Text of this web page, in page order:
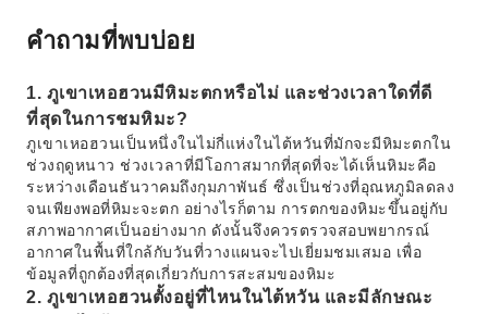
คำถามที่พบบ่อย
1. ภูเขาเหอฮวนมีหิมะตกหรือไม่ และช่วงเวลาใดที่ดี
ที่สุดในการชมหิมะ?
ภูเขาเหอฮวนเป็นหนึ่งในไม่กี่แห่งในไต้หวันที่มักจะมีหิมะตกใน
ช่วงฤดูหนาว ช่วงเวลาที่มีโอกาสมากที่สุดที่จะได้เห็นหิมะคือ
ระหว่างเดือนธันวาคมถึงกุมภาพันธ์ ซึ่งเป็นช่วงที่อุณหภูมิลดลง
จนเพียงพอที่หิมะจะตก อย่างไรก็ตาม การตกของหิมะขึ้นอยู่กับ
สภาพอากาศเป็นอย่างมาก ดังนั้นจึงควรตรวจสอบพยากรณ์
อากาศในพื้นที่ใกล้กับวันที่วางแผนจะไปเยี่ยมชมเสมอ เพื่อ
ข้อมูลที่ถูกต้องที่สุดเกี่ยวกับการสะสมของหิมะ
2. ภูเขาเหอฮวนตั้งอยู่ที่ไหนในไต้หวัน และมีลักษณะ